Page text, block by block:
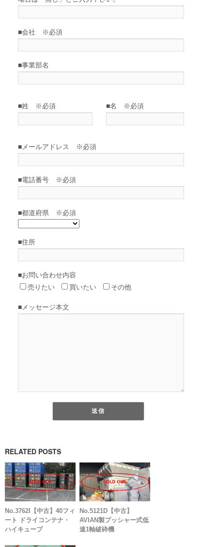
RELATED POSTS
No.3762I【中古】40フィ
ート ドライコンテナ・
ハイキューブ
No.5121D【中古】
AVIAN製プッシャー式低
速1軸破砕機